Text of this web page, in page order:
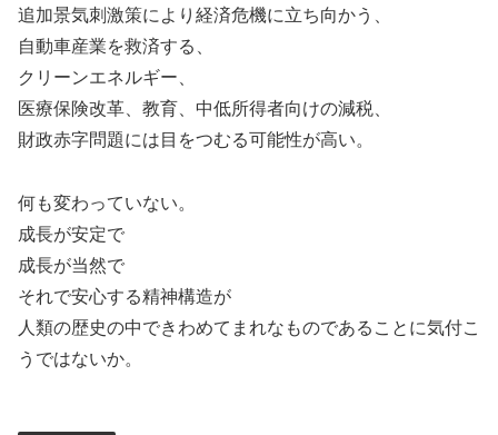
追加景気刺激策により経済危機に立ち向かう、
自動車産業を救済する、
クリーンエネルギー、
医療保険改革、教育、中低所得者向けの減税、
財政赤字問題には目をつむる可能性が高い。
何も変わっていない。
成長が安定で
成長が当然で
それで安心する精神構造が
人類の歴史の中できわめてまれなものであることに気付こ
うではないか。